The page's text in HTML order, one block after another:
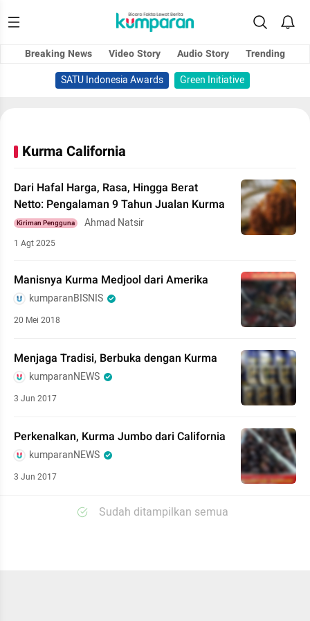
Breaking News Video Story Audio Story
Trending
SATU Indonesia Awards
Green Initiative
Kurma California
Dari Hafal Harga, Rasa, Hingga Berat
Netto: Pengalaman 9 Tahun Jualan Kurma
Kiriman Pengguna Ahmad Natsir
1 Agt 2025
Manisnya Kurma Medjool dari Amerika
kumparanBISNIS
20 Mei 2018
Menjaga Tradisi, Berbuka dengan Kurma
kumparanNEWS
3 Jun 2017
Perkenalkan, Kurma Jumbo dari California
kumparanNEWS
3 Jun 2017
Sudah ditampilkan semua